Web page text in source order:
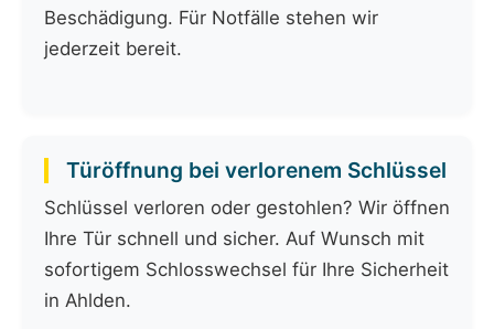
Beschädigung. Für Notfälle stehen wir
jederzeit bereit.
Türöffnung bei verlorenem Schlüssel
Schlüssel verloren oder gestohlen? Wir öffnen
Ihre Tür schnell und sicher. Auf Wunsch mit
sofortigem Schlosswechsel für Ihre Sicherheit
in Ahlden.